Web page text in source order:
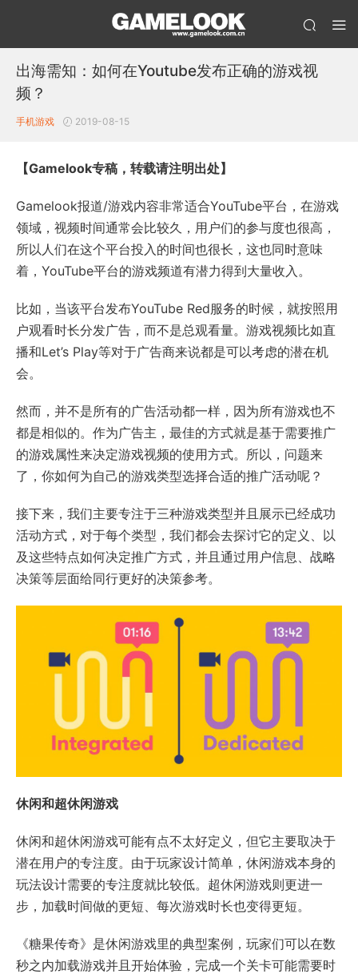
出海需知：如何在Youtube发布正确的游戏视
频？
手机游戏 2019-08-15
【Gamelook专稿，转载请注明出处】
Gamelook报道/游戏内容非常适合YouTube平台，在游戏
领域，视频时间通常会比较久，用户们的参与度也很高，
所以人们在这个平台投入的时间也很长，这也同时意味
着，YouTube平台的游戏频道有潜力得到大量收入。
比如，当该平台发布YouTube Red服务的时候，就按照用
户观看时长分发广告，而不是总观看量。游戏视频比如直
播和Let’s Play等对于广告商来说都是可以考虑的潜在机
会。
然而，并不是所有的广告活动都一样，因为所有游戏也不
都是相似的。作为广告主，最佳的方式就是基于需要推广
的游戏属性来决定游戏视频的使用方式。所以，问题来
了，你如何为自己的游戏类型选择合适的推广活动呢？
接下来，我们主要专注于三种游戏类型并且展示已经成功
活动方式，对于每个类型，我们都会去探讨它的定义、以
及这些特点如何决定推广方式，并且通过用户信息、战略
决策等层面给同行更好的决策参考。
休闲和超休闲游戏
休闲和超休闲游戏可能有点不太好定义，但它主要取决于
潜在用户的专注度。由于玩家设计简单，休闲游戏本身的
玩法设计需要的专注度就比较低。超休闲游戏则更进一
步，加载时间做的更短、每次游戏时长也变得更短。
《糖果传奇》是休闲游戏里的典型案例，玩家们可以在数
秒之内加载游戏并且开始体验，完成一个关卡可能需要时